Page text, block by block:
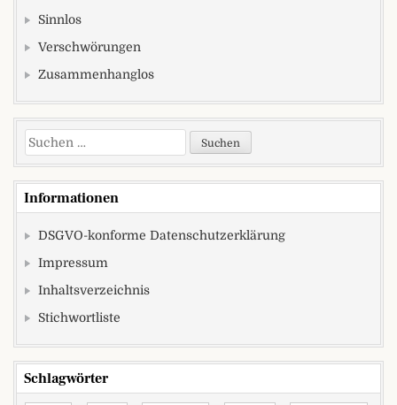
Sinnlos
Verschwörungen
Zusammenhanglos
Suchen nach:
Informationen
DSGVO-konforme Datenschutzerklärung
Impressum
Inhaltsverzeichnis
Stichwortliste
Schlagwörter